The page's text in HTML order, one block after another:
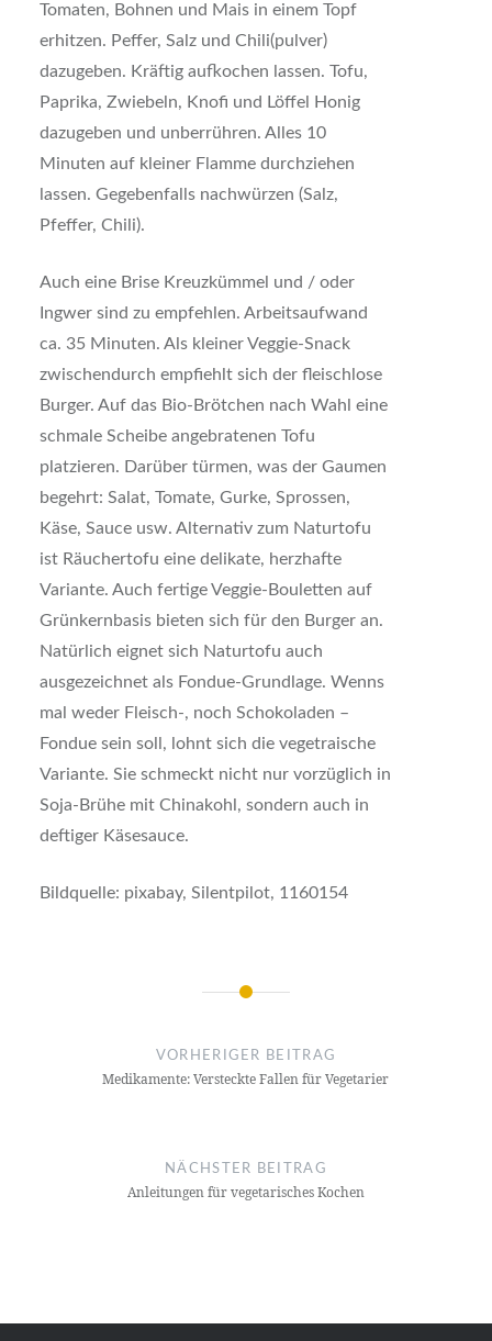
Tomaten, Bohnen und Mais in einem Topf
erhitzen. Peffer, Salz und Chili(pulver)
dazugeben. Kräftig aufkochen lassen. Tofu,
Paprika, Zwiebeln, Knofi und Löffel Honig
dazugeben und unberrühren. Alles 10
Minuten auf kleiner Flamme durchziehen
lassen. Gegebenfalls nachwürzen (Salz,
Pfeffer, Chili).
Auch eine Brise Kreuzkümmel und / oder
Ingwer sind zu empfehlen. Arbeitsaufwand
ca. 35 Minuten. Als kleiner Veggie-Snack
zwischendurch empfiehlt sich der fleischlose
Burger. Auf das Bio-Brötchen nach Wahl eine
schmale Scheibe angebratenen Tofu
platzieren. Darüber türmen, was der Gaumen
begehrt: Salat, Tomate, Gurke, Sprossen,
Käse, Sauce usw. Alternativ zum Naturtofu
ist Räuchertofu eine delikate, herzhafte
Variante. Auch fertige Veggie-Bouletten auf
Grünkernbasis bieten sich für den Burger an.
Natürlich eignet sich Naturtofu auch
ausgezeichnet als Fondue-Grundlage. Wenns
mal weder Fleisch-, noch Schokoladen –
Fondue sein soll, lohnt sich die vegetraische
Variante. Sie schmeckt nicht nur vorzüglich in
Soja-Brühe mit Chinakohl, sondern auch in
deftiger Käsesauce.
Bildquelle: pixabay, Silentpilot, 1160154
NavigationVORHERIGER BEITRAG
Medikamente: Versteckte Fallen für Vegetarier
NÄCHSTER BEITRAG
Anleitungen für vegetarisches Kochen